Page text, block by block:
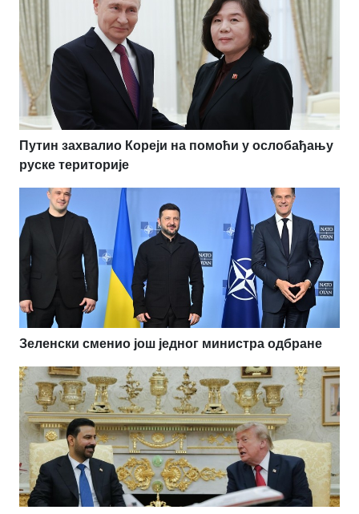
Путин захвалио Кореји на помоћи у ослобађању
руске територије
Зеленски сменио још једног министра одбране